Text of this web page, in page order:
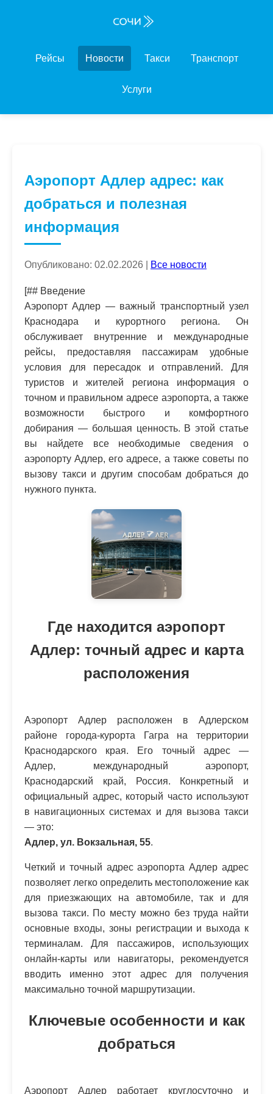
Рейсы Новости Такси Транспорт
Услуги
Аэропорт Адлер адрес: как
добраться и полезная
информация
Опубликовано: 02.02.2026 | Все новости
[## Введение
Аэропорт Адлер — важный транспортный узел
Краснодара и курортного региона. Он
обслуживает внутренние и международные
рейсы, предоставляя пассажирам удобные
условия для пересадок и отправлений. Для
туристов и жителей региона информация о
точном и правильном адресе аэропорта, а также
возможности быстрого и комфортного
добирания — большая ценность. В этой статье
вы найдете все необходимые сведения о
аэропорту Адлер, его адресе, а также советы по
вызову такси и другим способам добраться до
нужного пункта.
Где находится аэропорт
Адлер: точный адрес и карта
расположения
Аэропорт Адлер расположен в Адлерском
районе города-курорта Гагра на территории
Краснодарского края. Его точный адрес —
Адлер, международный аэропорт,
Краснодарский край, Россия. Конкретный и
официальный адрес, который часто используют
в навигационных системах и для вызова такси
— это:
Адлер, ул. Вокзальная, 55.
Четкий и точный адрес аэропорта Адлер адрес
позволяет легко определить местоположение как
для приезжающих на автомобиле, так и для
вызова такси. По месту можно без труда найти
основные входы, зоны регистрации и выхода к
терминалам. Для пассажиров, использующих
онлайн-карты или навигаторы, рекомендуется
вводить именно этот адрес для получения
максимально точной маршрутизации.
Ключевые особенности и как
добраться
Аэропорт Адлер работает круглосуточно и